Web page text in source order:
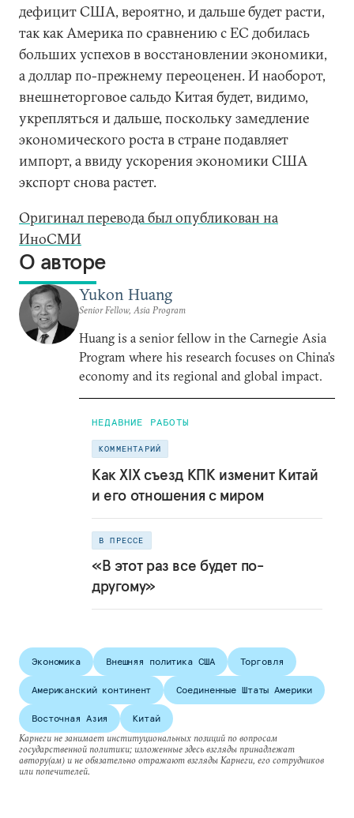
дефицит США, вероятно, и дальше будет расти,
так как Америка по сравнению с ЕС добилась
больших успехов в восстановлении экономики,
а доллар по-прежнему переоценен. И наоборот,
внешнеторговое сальдо Китая будет, видимо,
укрепляться и дальше, поскольку замедление
экономического роста в стране подавляет
импорт, а ввиду ускорения экономики США
экспорт снова растет.
Оригинал перевода был опубликован на
ИноСМИ
О авторе
Yukon Huang
Senior Fellow, Asia Program
Huang is a senior fellow in the Carnegie Asia
Program where his research focuses on China’s
economy and its regional and global impact.
НЕДАВНИЕ РАБОТЫ
КОММЕНТАРИЙ
Как XIX съезд КПК изменит Китай
и его отношения с миром
В ПРЕССЕ
«В этот раз все будет по-
другому»
Экономика Внешняя политика США Торговля
Американский континент Соединенные Штаты Америки
Восточная Азия
Китай
Карнеги не занимает институциональных позиций по вопросам
государственной политики; изложенные здесь взгляды принадлежат
автору(ам) и не обязательно отражают взгляды Карнеги, его сотрудников
или попечителей.